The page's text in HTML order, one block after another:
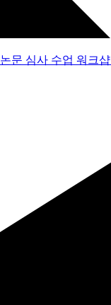
논문 심사 수업 워크샵